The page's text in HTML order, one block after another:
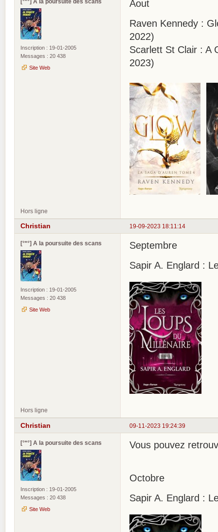
Inscription : 19-01-2005
Messages : 20 438
Site Web
Aout
Raven Kennedy :
2022)
Scarlett St Clair : A
2023)
Hors ligne
19-09-2023 18:11:14
Christian
[°*°] A la poursuite des scans
Inscription : 19-01-2005
Messages : 20 438
Site Web
Septembre
Sapir A. Englard :
Hors ligne
09-11-2023 19:24:39
Christian
[°*°] A la poursuite des scans
Inscription : 19-01-2005
Messages : 20 438
Site Web
Vous pouvez
Octobre
Sapir A. Englard :